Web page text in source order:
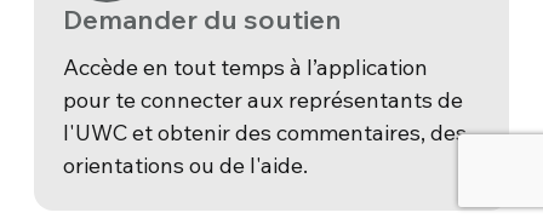
Demander du soutien
Accède en tout temps à l’application
pour te connecter aux représentants de
l'UWC et obtenir des commentaires, des
orientations ou de l'aide.